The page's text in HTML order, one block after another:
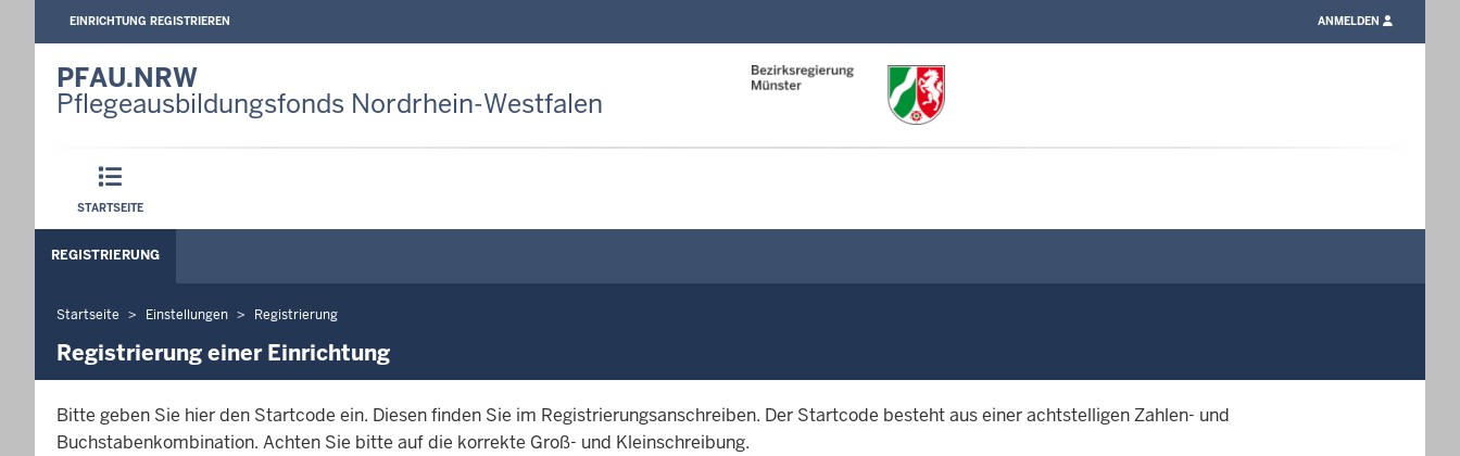
EINRICHTUNG REGISTRIEREN LOGINANMELDEN
PFAU.NRW
Pflegeausbildungsfonds Nordrhein-Westfalen
Hauptmenü
STARTSEITE
REGISTRIERUNG
Sie
befinden
sich
Startseite Einstellungen Registrierung
Registrierung einer Einrichtung
Bitte geben Sie hier den Startcode ein. Diesen finden Sie im Registrierungsanschreiben. Der Startcode besteht aus einer achtstelligen Zahlen- und
Buchstabenkombination. Achten Sie bitte auf die korrekte Groß- und Kleinschreibung.